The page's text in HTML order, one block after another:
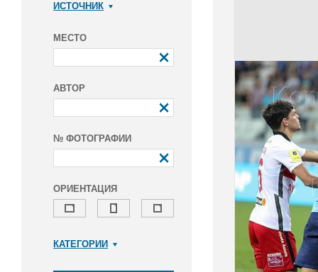
ИСТОЧНИК
МЕСТО
АВТОР
№ ФОТОГРАФИИ
ОРИЕНТАЦИЯ
КАТЕГОРИИ